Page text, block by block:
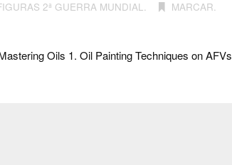
2ª GUERRA MUNDIAL. MARCAR.
Oils 1. Oil Painting Techniques on AFVs